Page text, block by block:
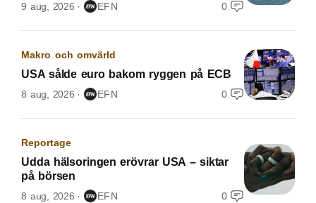
9 aug, 2026 EFN 0
Makro och omvärld
USA sålde euro bakom ryggen på ECB
8 aug, 2026 EFN 0
Reportage
Udda hälsoringen erövrar USA – siktar
på börsen
8 aug, 2026 EFN 0